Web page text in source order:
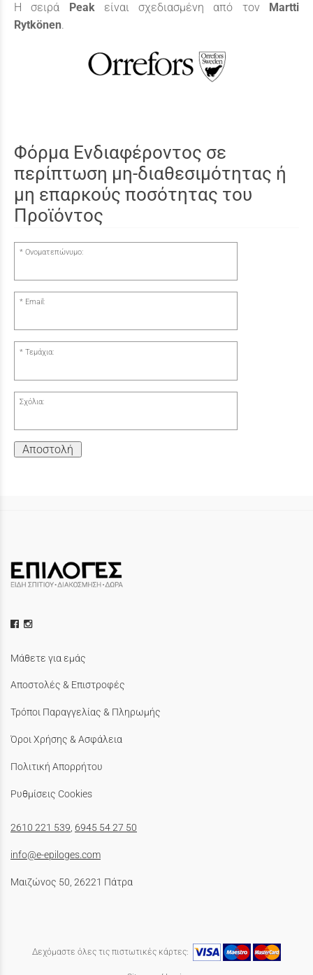
Η σειρά Peakείναι σχεδιασμένη από τον Martti
Rytkönen.
Φόρμα Ενδιαφέροντος σε
περίπτωση μη-διαθεσιμότητας ή
μη επαρκούς ποσότητας του
Προϊόντος
Ονοματεπώνυμο:
Email:
Τεμάχια:
Σχόλια:
Αποστολή
Μάθετε για εμάς
Αποστολές & Επιστροφές
Τρόποι Παραγγελίας & Πληρωμής
Όροι Χρήσης & Ασφάλεια
Πολιτική Απορρήτου
Ρυθμίσεις Cookies
2610 221 539, 6945 54 27 50
info@e-epiloges.com
Μαιζώνος 50, 26221 Πάτρα
Δεχόμαστε όλες τις πιστωτικές κάρτες: